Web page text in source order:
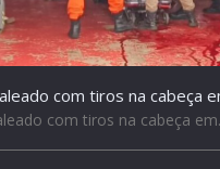
com tiros na cabeça
com tiros na cabeça